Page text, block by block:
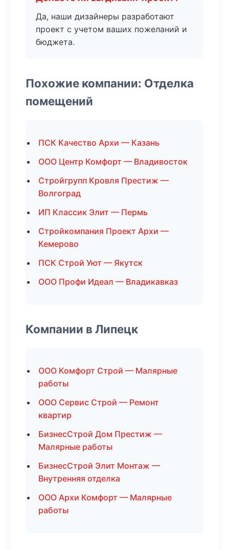
Да, наши дизайнеры разработают
проект с учетом ваших пожеланий и
бюджета.
Похожие компании: Отделка
помещений
ПСК Качество Архи — Казань
ООО Центр Комфорт — Владивосток
Стройгрупп Кровля Престиж —
Волгоград
ИП Классик Элит — Пермь
Стройкомпания Проект Архи —
Кемерово
ПСК Строй Уют — Якутск
ООО Профи Идеал — Владикавказ
Компании в Липецк
ООО Комфорт Строй — Малярные
работы
ООО Сервис Строй — Ремонт
квартир
БизнесСтрой Дом Престиж —
Малярные работы
БизнесСтрой Элит Монтаж —
Внутренняя отделка
ООО Архи Комфорт — Малярные
работы